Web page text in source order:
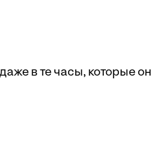
в те часы, которые